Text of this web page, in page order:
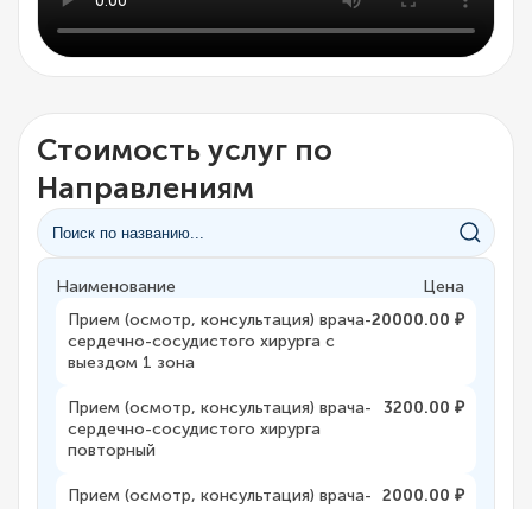
Стоимость услуг по
Направлениям
Наименование
Цена
Прием (осмотр, консультация) врача-
сердечно-сосудистого хирурга с
выездом 1 зона
20000.00 ₽
Прием (осмотр, консультация) врача-
сердечно-сосудистого хирурга
повторный
3200.00 ₽
Прием (осмотр, консультация) врача- 2000.00 ₽